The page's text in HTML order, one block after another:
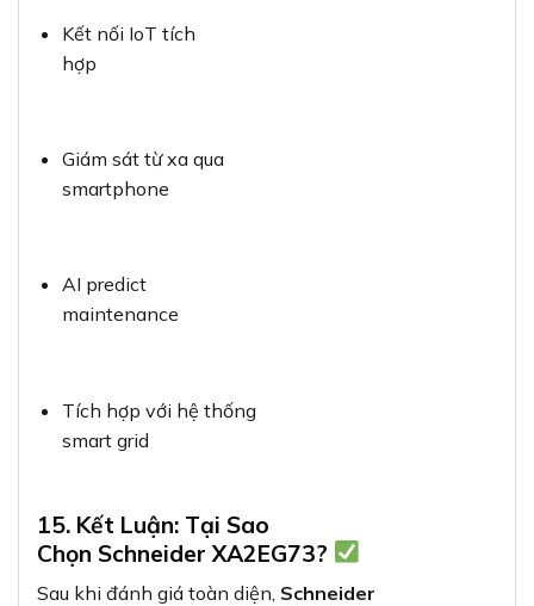
Kết nối IoT tích
hợp
Giám sát từ xa qua
smartphone
AI predict
maintenance
Tích hợp với hệ thống
smart grid
15. Kết Luận: Tại Sao
Chọn Schneider XA2EG73?
Sau khi đánh giá toàn diện, Schneider